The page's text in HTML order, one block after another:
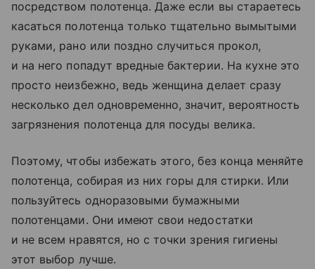
посредством полотенца. Даже если вы стараетесь
касаться полотенца только тщательно вымытыми
руками, рано или поздно случиться прокол,
и на него попадут вредные бактерии. На кухне это
просто неизбежно, ведь женщина делает сразу
несколько дел одновременно, значит, вероятность
загрязнения полотенца для посуды велика.
Поэтому, чтобы избежать этого, без конца меняйте
полотенца, собирая из них горы для стирки. Или
пользуйтесь одноразовыми бумажными
полотенцами. Они имеют свои недостатки
и не всем нравятся, но с точки зрения гигиены
этот выбор лучше.